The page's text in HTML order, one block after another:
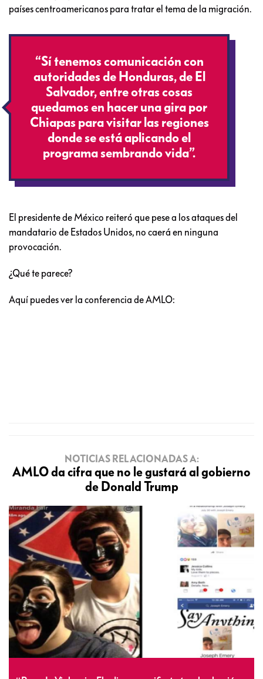
países centroamericanos para tratar el tema de la migración.
“Sí tenemos comunicación con
autoridades de Honduras, de El
Salvador, entre otras cosas
quedamos en hacer una gira por
Chiapas para visitar las regiones
donde se está aplicando el
programa sembrando vida”.
El presidente de México reiteró que pese a los ataques del
mandatario de Estados Unidos, no caerá en ninguna
provocación.
¿Qué te parece?
Aquí puedes ver la conferencia de AMLO:
NOTICIAS RELACIONADAS A:
AMLO da cifra que no le gustará al gobierno
de Donald Trump